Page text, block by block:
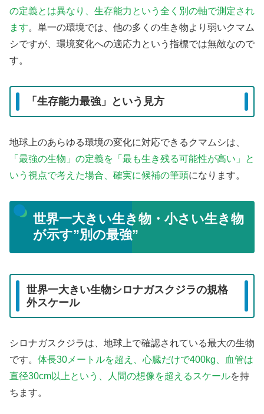
の定義とは異なり、生存能力という全く別の軸で測定され
ます。単一の環境では、他の多くの生き物より弱いクマム
シですが、環境変化への適応力という指標では無敵なので
す。
「生存能力最強」という見方
地球上のあらゆる環境の変化に対応できるクマムシは、
「最強の生物」の定義を「最も生き残る可能性が高い」と
いう視点で考えた場合、確実に候補の筆頭になります。
世界一大きい生き物・小さい生き物
が示す”別の最強”
世界一大きい生物シロナガスクジラの規格
外スケール
シロナガスクジラは、地球上で確認されている最大の生物
です。 体長30メートルを超え、心臓だけで400kg、血管は
直径30cm以上という、人間の想像を超えるスケールを持
ちます。